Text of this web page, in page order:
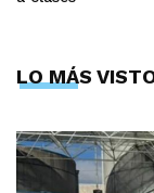
LO MÁS